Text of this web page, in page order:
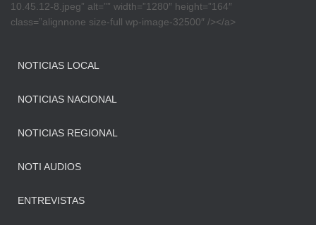
10.45.12-8.jpeg” alt=”” width=”1280″ height=”164″
class=”alignnone size-full wp-image-32500″ /></a>
NOTICIAS LOCAL
NOTICIAS NACIONAL
NOTICIAS REGIONAL
NOTI AUDIOS
ENTREVISTAS